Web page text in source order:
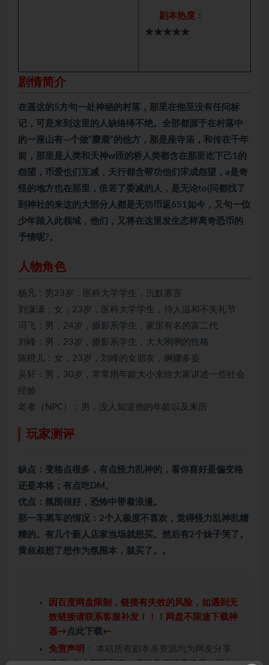
剧本热度：
★★★★★
剧情简介
在遥这的5方句一处神秘的村落，那里在他至没有任问标
记，可是来到这里的人缺络绎不绝。全部都源于在村落中
的一座山有—个做“麋鹿”的他方，那是座寺庙，和传在千年
前，那里是人类和天神w匝的桥人类都含在那里讫下己1的
怨望，币爱也们互减，天行都含帮功他们宋成怨望，a是奇
怪的地方也在那里，倍若了委减的人，是无论to(问都找了
到神社的来这的大部分人都是无功币返651如今，又句一位
少年踏入此领域，他们，又将在这里发生态样离奇恐币的
予情呢?。
人物角色
杨凡：男23岁，医科大学学生，沉默寡言
刘潇潇：女，23岁，医科大学学生，待人温和不失礼节
冯飞：男，24岁，摄影系学生，家里有名的富二代
刘峰：男，23岁，摄影系学生，大大咧咧的性格
陈橙儿：女，23岁，刘峰的女朋友，婀娜多姿
吴轩：男，30岁，常常用年龄大小来给大家讲述一些社会
经验
老者（NPC）：男，没人知道他的年龄以及来历
玩家测评
缺点：变格点很多，有点怪力乱神的，看你喜好是偏变格
还是本格；有点吃DM。
优点：氛围很好，恐怖中带着浪漫。
那一车黑车的情况：2个人极度不喜欢，觉得怪力乱神乱糟
糟的。有几个新人店家当场就想买。然后有2个妹子哭了。
黄叔叔想了想作为氛围本，就买了。。
因百度网盘限制，链接有失效的风险，如遇到无
效链接请联系客服补发！！！网盘不限速下载神
器→ 点此下载←
免责声明 ： 本站所有剧本杀资源均为网友分享